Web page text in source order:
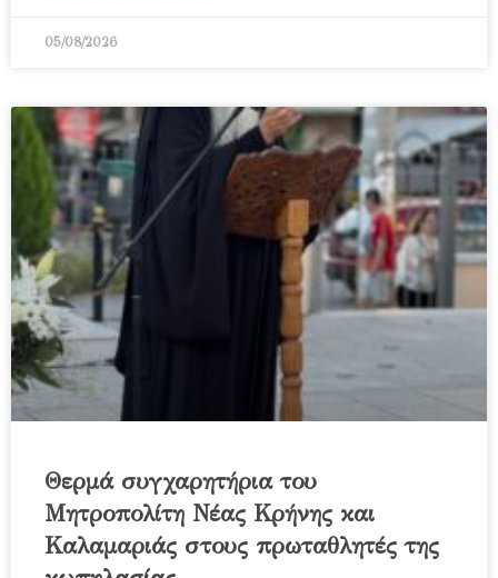
05/08/2026
Θερμά συγχαρητήρια του
Μητροπολίτη Νέας Κρήνης και
Καλαμαριάς στους πρωταθλητές της